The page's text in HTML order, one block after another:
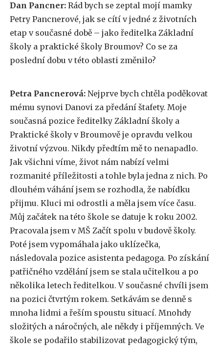
Dan Pancner: Rád bych se zeptal mojí mamky
Petry Pancnerové, jak se cítí v jedné z životních
etap v současné době – jako ředitelka Základní
školy a praktické školy Broumov? Co se za
poslední dobu v této oblasti změnilo?
Petra Pancnerová: Nejprve bych chtěla poděkovat
mému synovi Danovi za předání štafety. Moje
současná pozice ředitelky Základní školy a
Praktické školy v Broumově je opravdu velkou
životní výzvou. Nikdy předtím mě to nenapadlo.
Jak všichni víme, život nám nabízí velmi
rozmanité příležitosti a tohle byla jedna z nich. Po
dlouhém váhání jsem se rozhodla, že nabídku
přijmu. Kluci mi odrostli a měla jsem více času.
Můj začátek na této škole se datuje k roku 2002.
Pracovala jsem v MŠ Začít spolu v budově školy.
Poté jsem vypomáhala jako uklízečka,
následovala pozice asistenta pedagoga. Po získání
patřičného vzdělání jsem se stala učitelkou a po
několika letech ředitelkou. V současné chvíli jsem
na pozici čtvrtým rokem. Setkávám se denně s
mnoha lidmi a řeším spoustu situací. Mnohdy
složitých a náročných, ale někdy i příjemných. Ve
škole se podařilo stabilizovat pedagogický tým,